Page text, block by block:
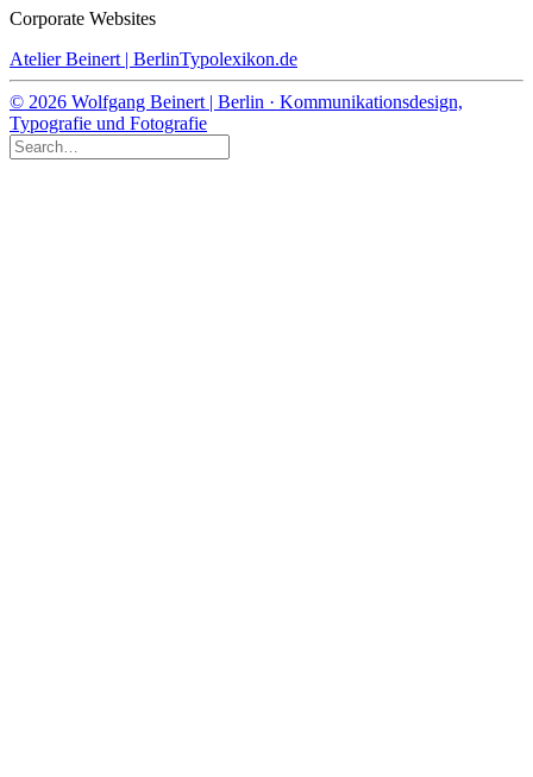
Corporate Websites
Atelier Beinert | BerlinTypolexikon.de
© 2026 Wolfgang Beinert | Berlin · Kommunikationsdesign,
Typografie und Fotografie